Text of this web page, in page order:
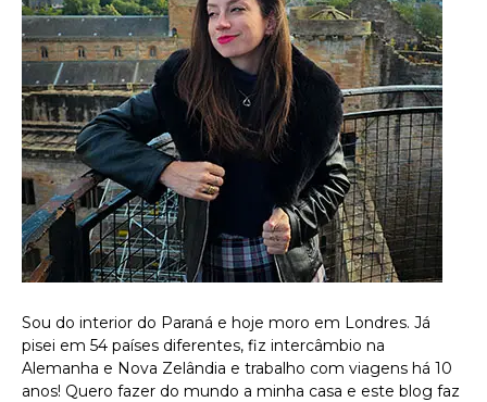
Sou do interior do Paraná e hoje moro em Londres. Já
pisei em 54 países diferentes, fiz intercâmbio na
Alemanha e Nova Zelândia e trabalho com viagens há 10
anos! Quero fazer do mundo a minha casa e este blog faz